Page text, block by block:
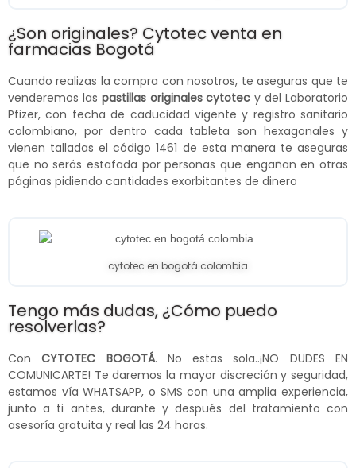
¿Son originales? Cytotec venta en
farmacias Bogotá
Cuando realizas la compra con nosotros, te aseguras que te
venderemos las pastillas originales cytotec y del Laboratorio
Pfizer, con fecha de caducidad vigente y registro sanitario
colombiano, por dentro cada tableta son hexagonales y
vienen talladas el código 1461 de esta manera te aseguras
que no serás estafada por personas que engañan en otras
páginas pidiendo cantidades exorbitantes de dinero
cytotec en bogotá colombia
Tengo más dudas, ¿Cómo puedo
resolverlas?
ConCYTOTEC BOGOTÁ. No estas sola..¡NO DUDES EN
COMUNICARTE! Te daremos la mayor discreción y seguridad,
estamos vía WHATSAPP, o SMS con una amplia experiencia,
junto a ti antes, durante y después del tratamiento con
asesoría gratuita y real las 24 horas.